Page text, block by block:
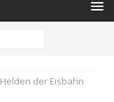
Helden der Eisbahn